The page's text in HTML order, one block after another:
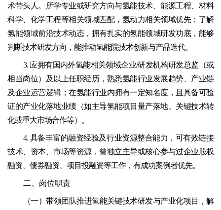
术带头人。所学专业或研究方向与氢能技术、能源工程、材料
科学、化学工程等相关领域匹配，氢动力相关领域优先；了解
氢能领域前沿技术动态，拥有扎实的氢能领域研发功底，能够
判断技术研发方向，能推动氢能院技术创新与产品迭代。
3. 应拥有国内外氢能相关领域企业/研发机构研发总监（或
相当岗位）及以上任职经历，熟悉氢能行业发展趋势、产业链
及企业运营逻辑；在氢能行业内拥有一定知名度，且具备可验
证的产业化落地业绩（如主导氢能项目量产落地、关键技术转
化或重大市场合作等）。
4. 具备丰富的融资经验及行业资源整合能力，可有效链接
技术、资本、市场等资源，曾独立主导或核心参与过企业股权
融资、债券融资、项目投融资等工作，有成功案例者优先。
二、岗位职责
（一）带领团队推进氢能关键技术研发与产业化项目，解